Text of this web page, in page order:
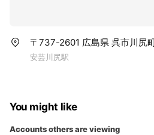
〒737-2601 広島県 呉市川尻
安芸川尻駅
You might like
Accounts others are viewing